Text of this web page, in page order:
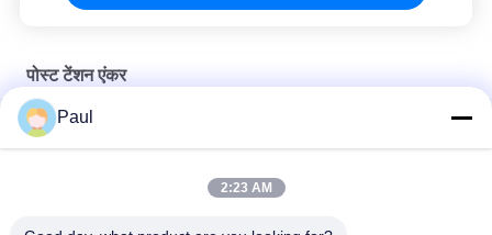
पोस्ट टेंशन एंकर
पोस्ट टेंशन कास्ट आयरन एंकर वेज एंकरेज ब्लॉक स्ट्रैंड ग्रिप्स फ्लैट एंकर
Paul
2:23 AM